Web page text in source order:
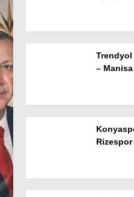
–
Rizespor